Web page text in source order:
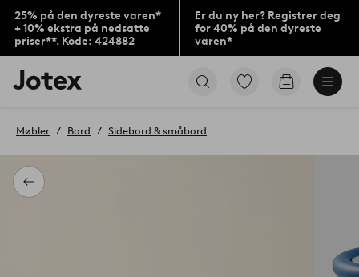
25% på den dyreste varen*
+ 10% ekstra på nedsatte
priser**. Kode: 424882
Er du ny her? Registrer deg
for 40% på den dyreste
varen*
Jotex’
logo
til
Gå
Gå
Tilbake
Møbler Bord Sidebord & småbord